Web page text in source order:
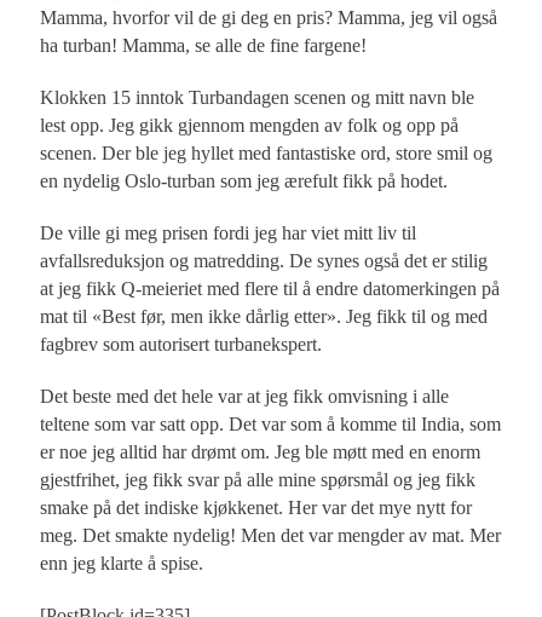
Mamma, hvorfor vil de gi deg en pris? Mamma, jeg vil også
ha turban! Mamma, se alle de fine fargene!
Klokken 15 inntok Turbandagen scenen og mitt navn ble
lest opp. Jeg gikk gjennom mengden av folk og opp på
scenen. Der ble jeg hyllet med fantastiske ord, store smil og
en nydelig Oslo-turban som jeg ærefult fikk på hodet.
De ville gi meg prisen fordi jeg har viet mitt liv til
avfallsreduksjon og matredding. De synes også det er stilig
at jeg fikk Q-meieriet med flere til å endre datomerkingen på
mat til «Best før, men ikke dårlig etter». Jeg fikk til og med
fagbrev som autorisert turbanekspert.
Det beste med det hele var at jeg fikk omvisning i alle
teltene som var satt opp. Det var som å komme til India, som
er noe jeg alltid har drømt om. Jeg ble møtt med en enorm
gjestfrihet, jeg fikk svar på alle mine spørsmål og jeg fikk
smake på det indiske kjøkkenet. Her var det mye nytt for
meg. Det smakte nydelig! Men det var mengder av mat. Mer
enn jeg klarte å spise.